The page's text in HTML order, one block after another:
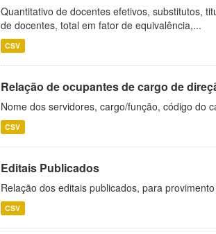
Quantitativo de docentes efetivos, substitutos,
de docentes, total em fator de equivalência,...
CSV
Relação de ocupantes de cargo de
Nome dos servidores, cargo/função, código do
CSV
Editais Publicados
Relação dos editais publicados, para
CSV